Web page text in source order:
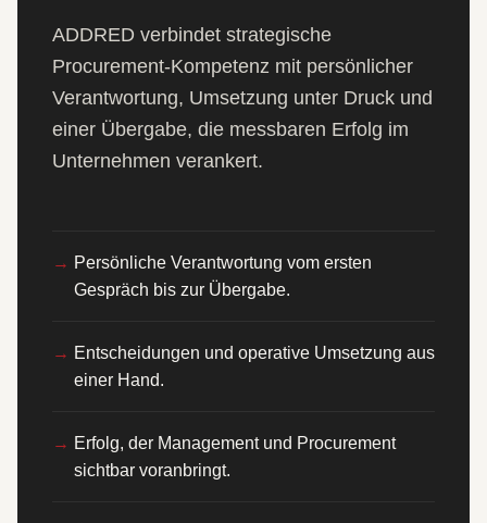
ADDRED verbindet strategische
Procurement-Kompetenz mit persönlicher
Verantwortung, Umsetzung unter Druck und
einer Übergabe, die messbaren Erfolg im
Unternehmen verankert.
Persönliche Verantwortung vom ersten
Gespräch bis zur Übergabe.
Entscheidungen und operative Umsetzung aus
einer Hand.
Erfolg, der Management und Procurement
sichtbar voranbringt.